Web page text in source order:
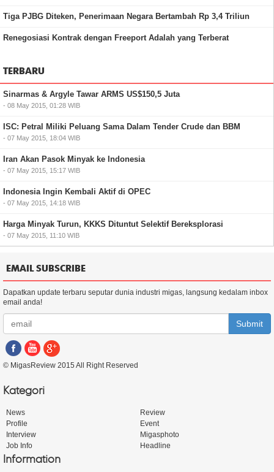
Tiga PJBG Diteken, Penerimaan Negara Bertambah Rp 3,4 Triliun
Renegosiasi Kontrak dengan Freeport Adalah yang Terberat
TERBARU
Sinarmas & Argyle Tawar ARMS US$150,5 Juta
- 08 May 2015, 01:28 WIB
ISC: Petral Miliki Peluang Sama Dalam Tender Crude dan BBM
- 07 May 2015, 18:04 WIB
Iran Akan Pasok Minyak ke Indonesia
- 07 May 2015, 15:17 WIB
Indonesia Ingin Kembali Aktif di OPEC
- 07 May 2015, 14:18 WIB
Harga Minyak Turun, KKKS Dituntut Selektif Bereksplorasi
- 07 May 2015, 11:10 WIB
EMAIL SUBSCRIBE
Dapatkan update terbaru seputar dunia industri migas, langsung kedalam inbox
email anda!
Submit
© MigasReview 2015 All Right Reserved
Kategori
News
Review
Profile
Event
Interview
Migasphoto
Job Info
Headline
Information